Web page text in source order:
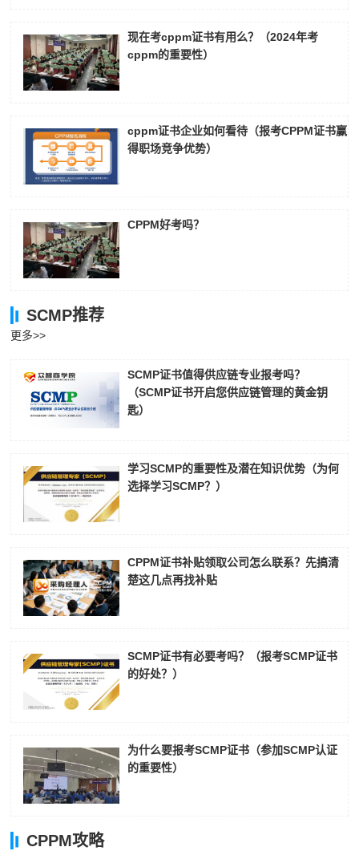
现在考cppm证书有用么？（2024年考
cppm的重要性）
cppm证书企业如何看待（报考CPPM证书赢
得职场竞争优势）
CPPM好考吗？
SCMP推荐
更多>>
SCMP证书值得供应链专业报考吗？
（SCMP证书开启您供应链管理的黄金钥
匙）
学习SCMP的重要性及潜在知识优势（为何
选择学习SCMP？）
CPPM证书补贴领取公司怎么联系？先搞清
楚这几点再找补贴
SCMP证书有必要考吗？（报考SCMP证书
的好处？）
为什么要报考SCMP证书（参加SCMP认证
的重要性）
CPPM攻略